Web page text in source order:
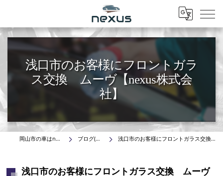
Menu
浅口市のお客様にフロントガラ
ス交換 ムーヴ【nexus株式会
社】
岡山市の車はnexus株式会社 ブログ(施工事例) 浅口市のお客様にフロントガラス交換 ムーヴ【nexus株式会社】
浅口市のお客様にフロントガラス交換 ムーヴ